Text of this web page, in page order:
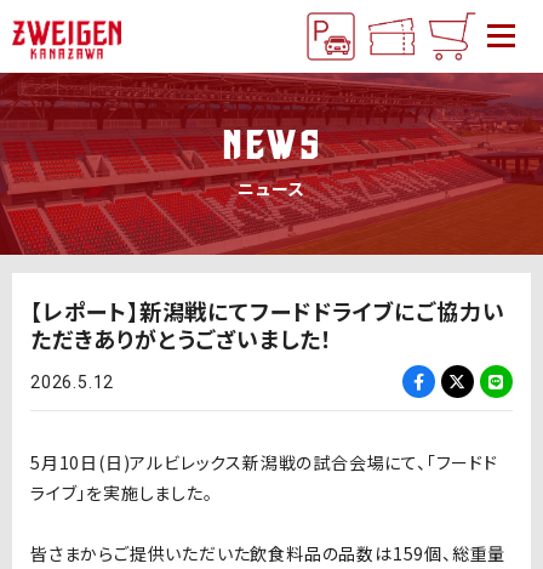
NEWS
ニュース
【レポート】新潟戦にてフードドライブにご協力い
ただきありがとうございました！
2026.5.12
5月10日(日)アルビレックス新潟戦の試合会場にて、「フードド
ライブ」を実施しました。
皆さまからご提供いただいた飲食料品の品数は159個、総重量